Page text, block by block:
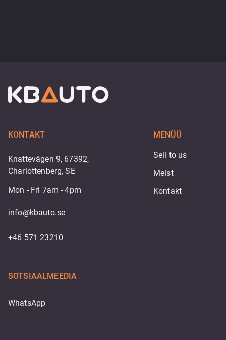
KONTAKT
Knattevägen 9, 67392,
Charlottenberg, SE
Mon - Fri 7am - 4pm
info@kbauto.se
+46 571 23210
MENÜÜ
Sell to us
Meist
Kontakt
SOTSIAALMEEDIA
WhatsApp